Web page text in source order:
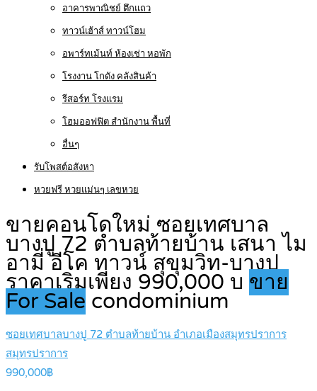
อาคารพาณิชย์ ตึกแถว
ทาวน์เฮ้าส์ ทาวน์โฮม
อพาร์ทเม้นท์ ห้องเช่า หอพัก
โรงงาน โกดัง คลังสินค้า
รีสอร์ท โรงแรม
โฮมออฟฟิต สำนักงาน พื้นที่
อื่นๆ
รับโพสต์อสังหา
หวยฟรี หวยแม่นๆ เลขหวย
ขายคอนโดใหม่ ซอยเทศบาล
บางปู 72 ตำบลท้ายบ้าน เสนา ไม
อามี่ อีโค ทาวน์ สุขุมวิท-บางปู
ราคาเริ่มเพียง 990,000 บ ขาย
For Sale condominium
ซอยเทศบาลบางปู 72 ตำบลท้ายบ้าน อำเภอเมืองสมุทรปราการ
สมุทรปราการ
990,000฿